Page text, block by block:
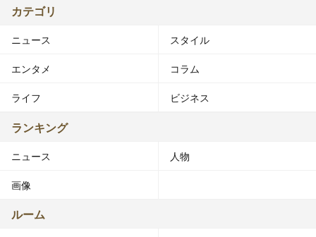
カテゴリ
ニュース スタイル
エンタメ コラム
ライフ ビジネス
ランキング
ニュース 人物
画像
ルーム